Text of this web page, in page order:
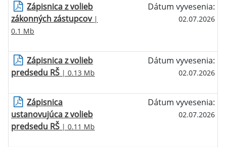
Zápisnica z volieb
zákonných zástupcov|
0.1 Mb
Dátum vyvesenia:
02.07.2026
Zápisnica z volieb
predsedu RŠ | 0.13 Mb
Dátum vyvesenia:
02.07.2026
Zápisnica
ustanovujúca z volieb
predsedu RŠ | 0.11 Mb
Dátum vyvesenia:
02.07.2026